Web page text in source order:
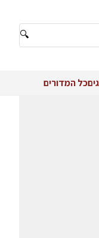
🔍
כל המדורים